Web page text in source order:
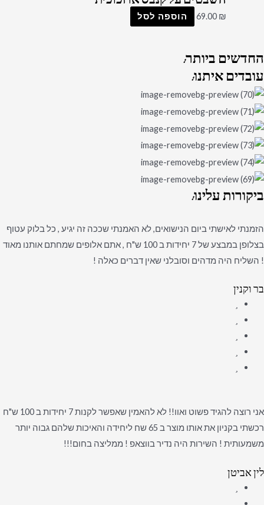
69.00 ₪ הוספה לסל
החדשיםביותר:
עובדיםאיתנו:
ביקורותעלינו:
הזמנתי לאישתי ביום הנישואים, לא האמנתי שככה זה יגיע , כל בלוק עטוף
בצלופן במבצע של 7 יחידות ב 100 ש"ח , אתם אלופים שמחתם אותנו מאוד
! השליח היה מדהים וסובלני שאין דברים כאלה !
בר וקנין
אני רוצה להגיד פשוט ואוו!! לא להאמין שאפשר לקנות 7 יחידות ב 100 ש"ח
רכשתי בקניון את אותו מוצר ב 65 שח ליחידה והאיכות שלהם גבוה יותר
משמעותית ! השירות היה נדיר בווצאפ ! ממליצה בחום!!!
לין אביטן